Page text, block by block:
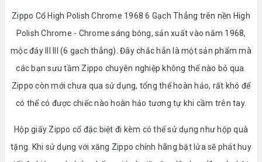
Zippo Cổ High Polish Chrome 1968 6 Gạch Thẳng trên nền High
Polish Chrome - Chrome sáng bóng, sản xuất vào năm 1968,
mộc đáy lll lll (6 gạch thẳng). Đây chắc hẳn là một sản phẩm mà
các bạn sưu tầm Zippo chuyên nghiệp không thể nào bỏ qua.
Zippo còn mới chưa qua sử dụng, tổng thể hoàn hảo, rất khó để
có thể có được chiếc nào hoàn hảo tương tự khi cầm trên tay.
Hộp giấy Zippo cổ đặc biệt đi kèm có thể sử dụng như hộp quà
tặng. Khi sử dụng với xăng Zippo chính hãng bật lửa sẽ phát huy